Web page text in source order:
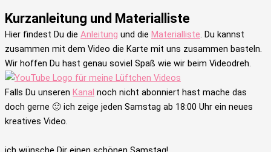
Kurzanleitung und Materialliste
Hier findest Du die Anleitung und die Materialliste . Du kannst
zusammen mit dem Video die Karte mit uns zusammen basteln.
Wir hoffen Du hast genau soviel Spaß wie wir beim Videodreh.
Falls Du unseren Kanal noch nicht abonniert hast mache das
doch gerne 🙂 ich zeige jeden Samstag ab 18:00 Uhr ein neues
kreatives Video.